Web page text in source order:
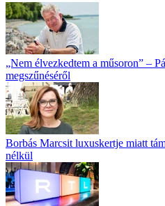
„Nem élvezkedtem a műsoron” –
megszűnéséről
Borbás Marcsit luxuskertje miatt
nélkül